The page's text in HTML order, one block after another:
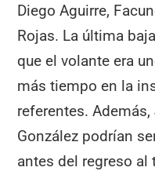
Diego Aguirre,
Rojas. La última
que el volante era
más tiempo en la
referentes.
González podrían
antes del regreso